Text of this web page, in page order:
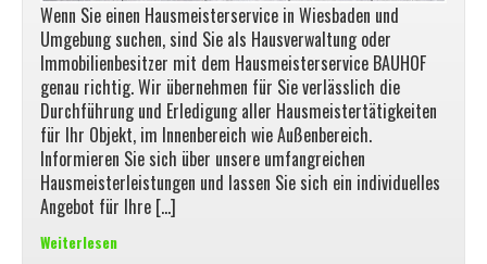
Wenn Sie einen Hausmeisterservice in Wiesbaden und
Umgebung suchen, sind Sie als Hausverwaltung oder
Immobilienbesitzer mit dem Hausmeisterservice BAUHOF
genau richtig. Wir übernehmen für Sie verlässlich die
Durchführung und Erledigung aller Hausmeistertätigkeiten
für Ihr Objekt, im Innenbereich wie Außenbereich.
Informieren Sie sich über unsere umfangreichen
Hausmeisterleistungen und lassen Sie sich ein individuelles
Angebot für Ihre […]
Weiterlesen